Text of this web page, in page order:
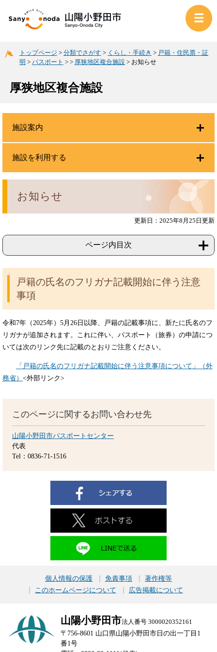
トップページ > 分類でさがす > くらし・手続き > 戸籍・住民票・証
明 > パスポート > > 厚狭地区複合施設 > お知らせ
厚狭地区複合施設
お知らせ
更新日：2025年8月25日更新
ページ内目次
戸籍の氏名のフリガナ記載開始に伴う注意
事項
令和7年（2025年）5月26日以降、戸籍の記載事項に、新たに氏名のフ
リガナが追加されます。これに伴い、パスポート（旅券）の申請につ
いては次のリンク先に記載のとおりご注意ください。
「戸籍の氏名のフリガナ記載開始に伴う注意事項について」（外
務省） <外部リンク>
このページに関するお問い合わせ先
山陽小野田市パスポートセンター
代表
Tel：0836-71-1516
施設案内
施設を利用する
個人情報の保護 免責事項
著作権等
このホームページについて
広告掲載について
山陽小野田市法人番号 3000020352161
〒756-8601 山口県山陽小野田市日の出一丁目1
番1号